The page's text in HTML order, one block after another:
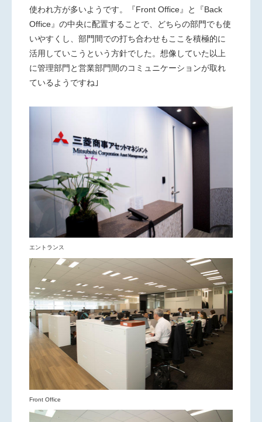
使われ方が多いようです。『Front Office』と『Back
Office』の中央に配置することで、どちらの部門でも使
いやすくし、部門間での打ち合わせもここを積極的に
活用していこうという方針でした。想像していた以上
に管理部門と営業部門間のコミュニケーションが取れ
ているようですね｣
エントランス
Front Office